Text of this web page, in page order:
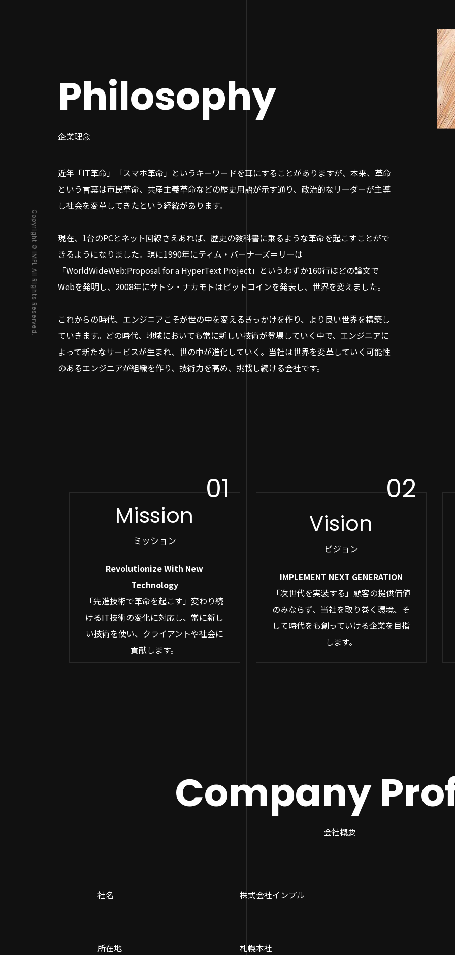
Copyright © IMPL All Rights Reserved.
Philosophy
企業理念
近年「IT革命」「スマホ革命」というキーワードを耳にすることがありますが、本来、革命
という言葉は市民革命、共産主義革命などの歴史用語が示す通り、政治的なリーダーが主導
し社会を変革してきたという経緯があります。
現在、1台のPCとネット回線さえあれば、歴史の教科書に乗るような革命を起こすことがで
きるようになりました。現に1990年にティム・バーナーズ＝リーは
「WorldWideWeb:Proposal for a HyperText Project」というわずか160行ほどの論文で
Webを発明し、2008年にサトシ・ナカモトはビットコインを発表し、世界を変えました。
これからの時代、エンジニアこそが世の中を変えるきっかけを作り、より良い世界を構築し
ていきます。どの時代、地域においても常に新しい技術が登場していく中で、エンジニアに
よって新たなサービスが生まれ、世の中が進化していく。当社は世界を変革していく可能性
のあるエンジニアが組織を作り、技術力を高め、挑戦し続ける会社です。
01
Mission
ミッション
Revolutionize With New
Technology
「先進技術で革命を起こす」変わり続
けるIT技術の変化に対応し、常に新し
い技術を使い、クライアントや社会に
貢献します。
02
Vision
ビジョン
IMPLEMENT NEXT GENERATION
「次世代を実装する」顧客の提供価値
のみならず、当社を取り巻く環境、そ
して時代をも創っていける企業を目指
します。
Company
会社概要
社名 株式会社インプル
所在地 札幌本社